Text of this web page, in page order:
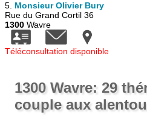
5. Monsieur Olivier Bury
Rue du Grand Cortil 36
1300 Wavre
Téléconsultation disponible
1300 Wavre: 29
couple aux